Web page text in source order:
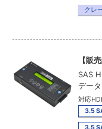
クレ
【販
SAS
デー
対応
3.5